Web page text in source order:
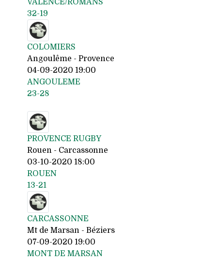
32-19
COLOMIERS
Angoulême - Provence
04-09-2020 19:00
ANGOULEME
23-28
PROVENCE RUGBY
Rouen - Carcassonne
03-10-2020 18:00
ROUEN
13-21
CARCASSONNE
Mt de Marsan - Béziers
07-09-2020 19:00
MONT DE MARSAN